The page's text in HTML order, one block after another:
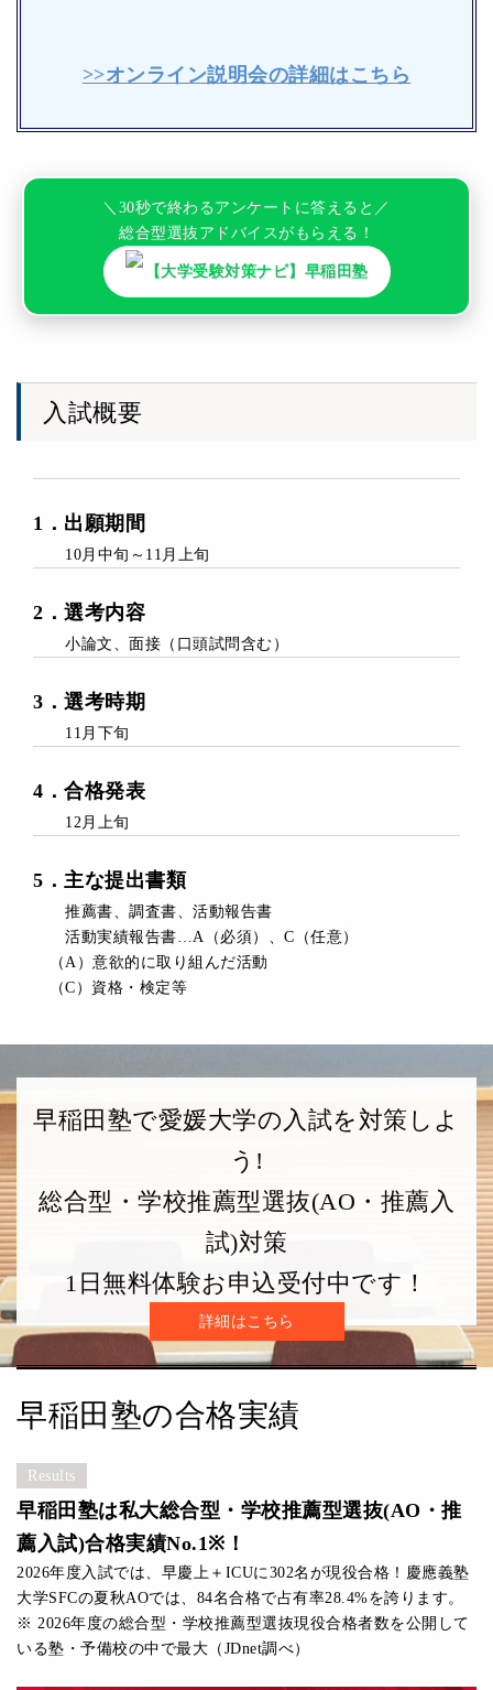
>>オンライン説明会の詳細はこちら
＼30秒で終わるアンケートに答えると／
総合型選抜アドバイスがもらえる！
【大学受験対策ナビ】早稲田塾
入試概要
1 ． 出願期間
10月中旬～11月上旬
2 ． 選考内容
小論文、面接（口頭試問含む）
3 ． 選考時期
11月下旬
4 ． 合格発表
12月上旬
5 ． 主な提出書類
推薦書、調査書、活動報告書
活動実績報告書…A（必須）、C（任意）
（A）意欲的に取り組んだ活動
（C）資格・検定等
早稲田塾で愛媛大学の入試を対策しよ
う!
総合型・学校推薦型選抜(AO・推薦入
試)対策
1日無料体験お申込受付中です！
詳細はこちら
早稲田塾の合格実績
Results
早稲田塾は私大総合型・学校推薦型選抜(AO・推
薦入試)合格実績No.1※！
2026年度入試では、早慶上＋ICUに302名が現役合格！慶應義塾
大学SFCの夏秋AOでは、84名合格で占有率28.4%を誇ります。
※ 2026年度の総合型・学校推薦型選抜現役合格者数を公開して
いる塾・予備校の中で最大（JDnet調べ）